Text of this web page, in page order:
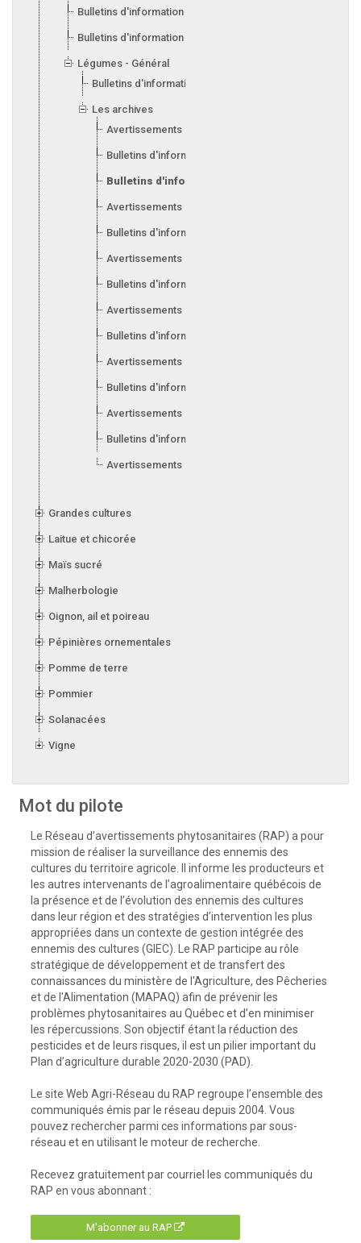
Bulletins d'information 2006
Bulletins d'information 2005
Légumes - Général
Bulletins d'information 2017
Les archives
Avertissements 2015
Bulletins d'information 2014
Bulletins d'information 2010
Avertissements 2009
Bulletins d'information 2009
Avertissements 2008
Bulletins d'information 2008
Avertissements 2007
Bulletins d'information 2007
Avertissements 2006
Bulletins d'information 2006
Avertissements 2005
Bulletins d'information 2005
Avertissements 2004
Grandes cultures
Laitue et chicorée
Maïs sucré
Malherbologie
Oignon, ail et poireau
Pépinières ornementales
Pomme de terre
Pommier
Solanacées
Vigne
Mot du pilote
Le Réseau d’avertissements phytosanitaires (RAP) a pour
mission de réaliser la surveillance des ennemis des
cultures du territoire agricole. Il informe les producteurs et
les autres intervenants de l’agroalimentaire québécois de
la présence et de l’évolution des ennemis des cultures
dans leur région et des stratégies d’intervention les plus
appropriées dans un contexte de gestion intégrée des
ennemis des cultures (GIEC). Le RAP participe au rôle
stratégique de développement et de transfert des
connaissances du ministère de l'Agriculture, des Pêcheries
et de l'Alimentation (MAPAQ) afin de prévenir les
problèmes phytosanitaires au Québec et d’en minimiser
les répercussions. Son objectif étant la réduction des
pesticides et de leurs risques, il est un pilier important du
Plan d’agriculture durable 2020-2030 (PAD).
Le site Web Agri-Réseau du RAP regroupe l’ensemble des
communiqués émis par le réseau depuis 2004. Vous
pouvez rechercher parmi ces informations par sous-
réseau et en utilisant le moteur de recherche.
Recevez gratuitement par courriel les communiqués du
RAP en vous abonnant :
M'abonner au RAP